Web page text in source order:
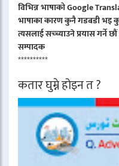
विभिन्न भाषाको Google
भाषाका कारण कुनै गडबडी भइ
त्यसलाई सच्च्याउने प्रयास गर्ने
सम्पादक
**********
कतार घुम्ने होइन त ?